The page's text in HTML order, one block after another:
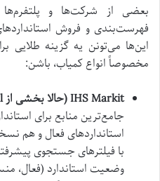
بعضی از شرکت‌ها و
فهرست‌بندی و فروش
این‌ها می‌تونن یه گزینه طلایی
مخصوصاً انواع کمیاب، باشن:
IHS Markit (حالا بخشی از S&P Global):
جامع‌ترین منابع برای
استانداردهای فعال و هم
با فیلترهای جستجوی
وضعیت استاندارد (فعال،